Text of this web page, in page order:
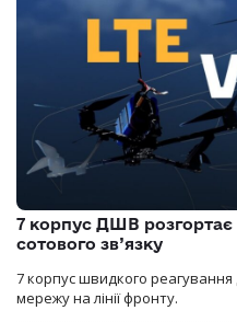
7 корпус ДШВ
сотового зв’язку
7 корпус швидкого
мережу на лінії фронту.